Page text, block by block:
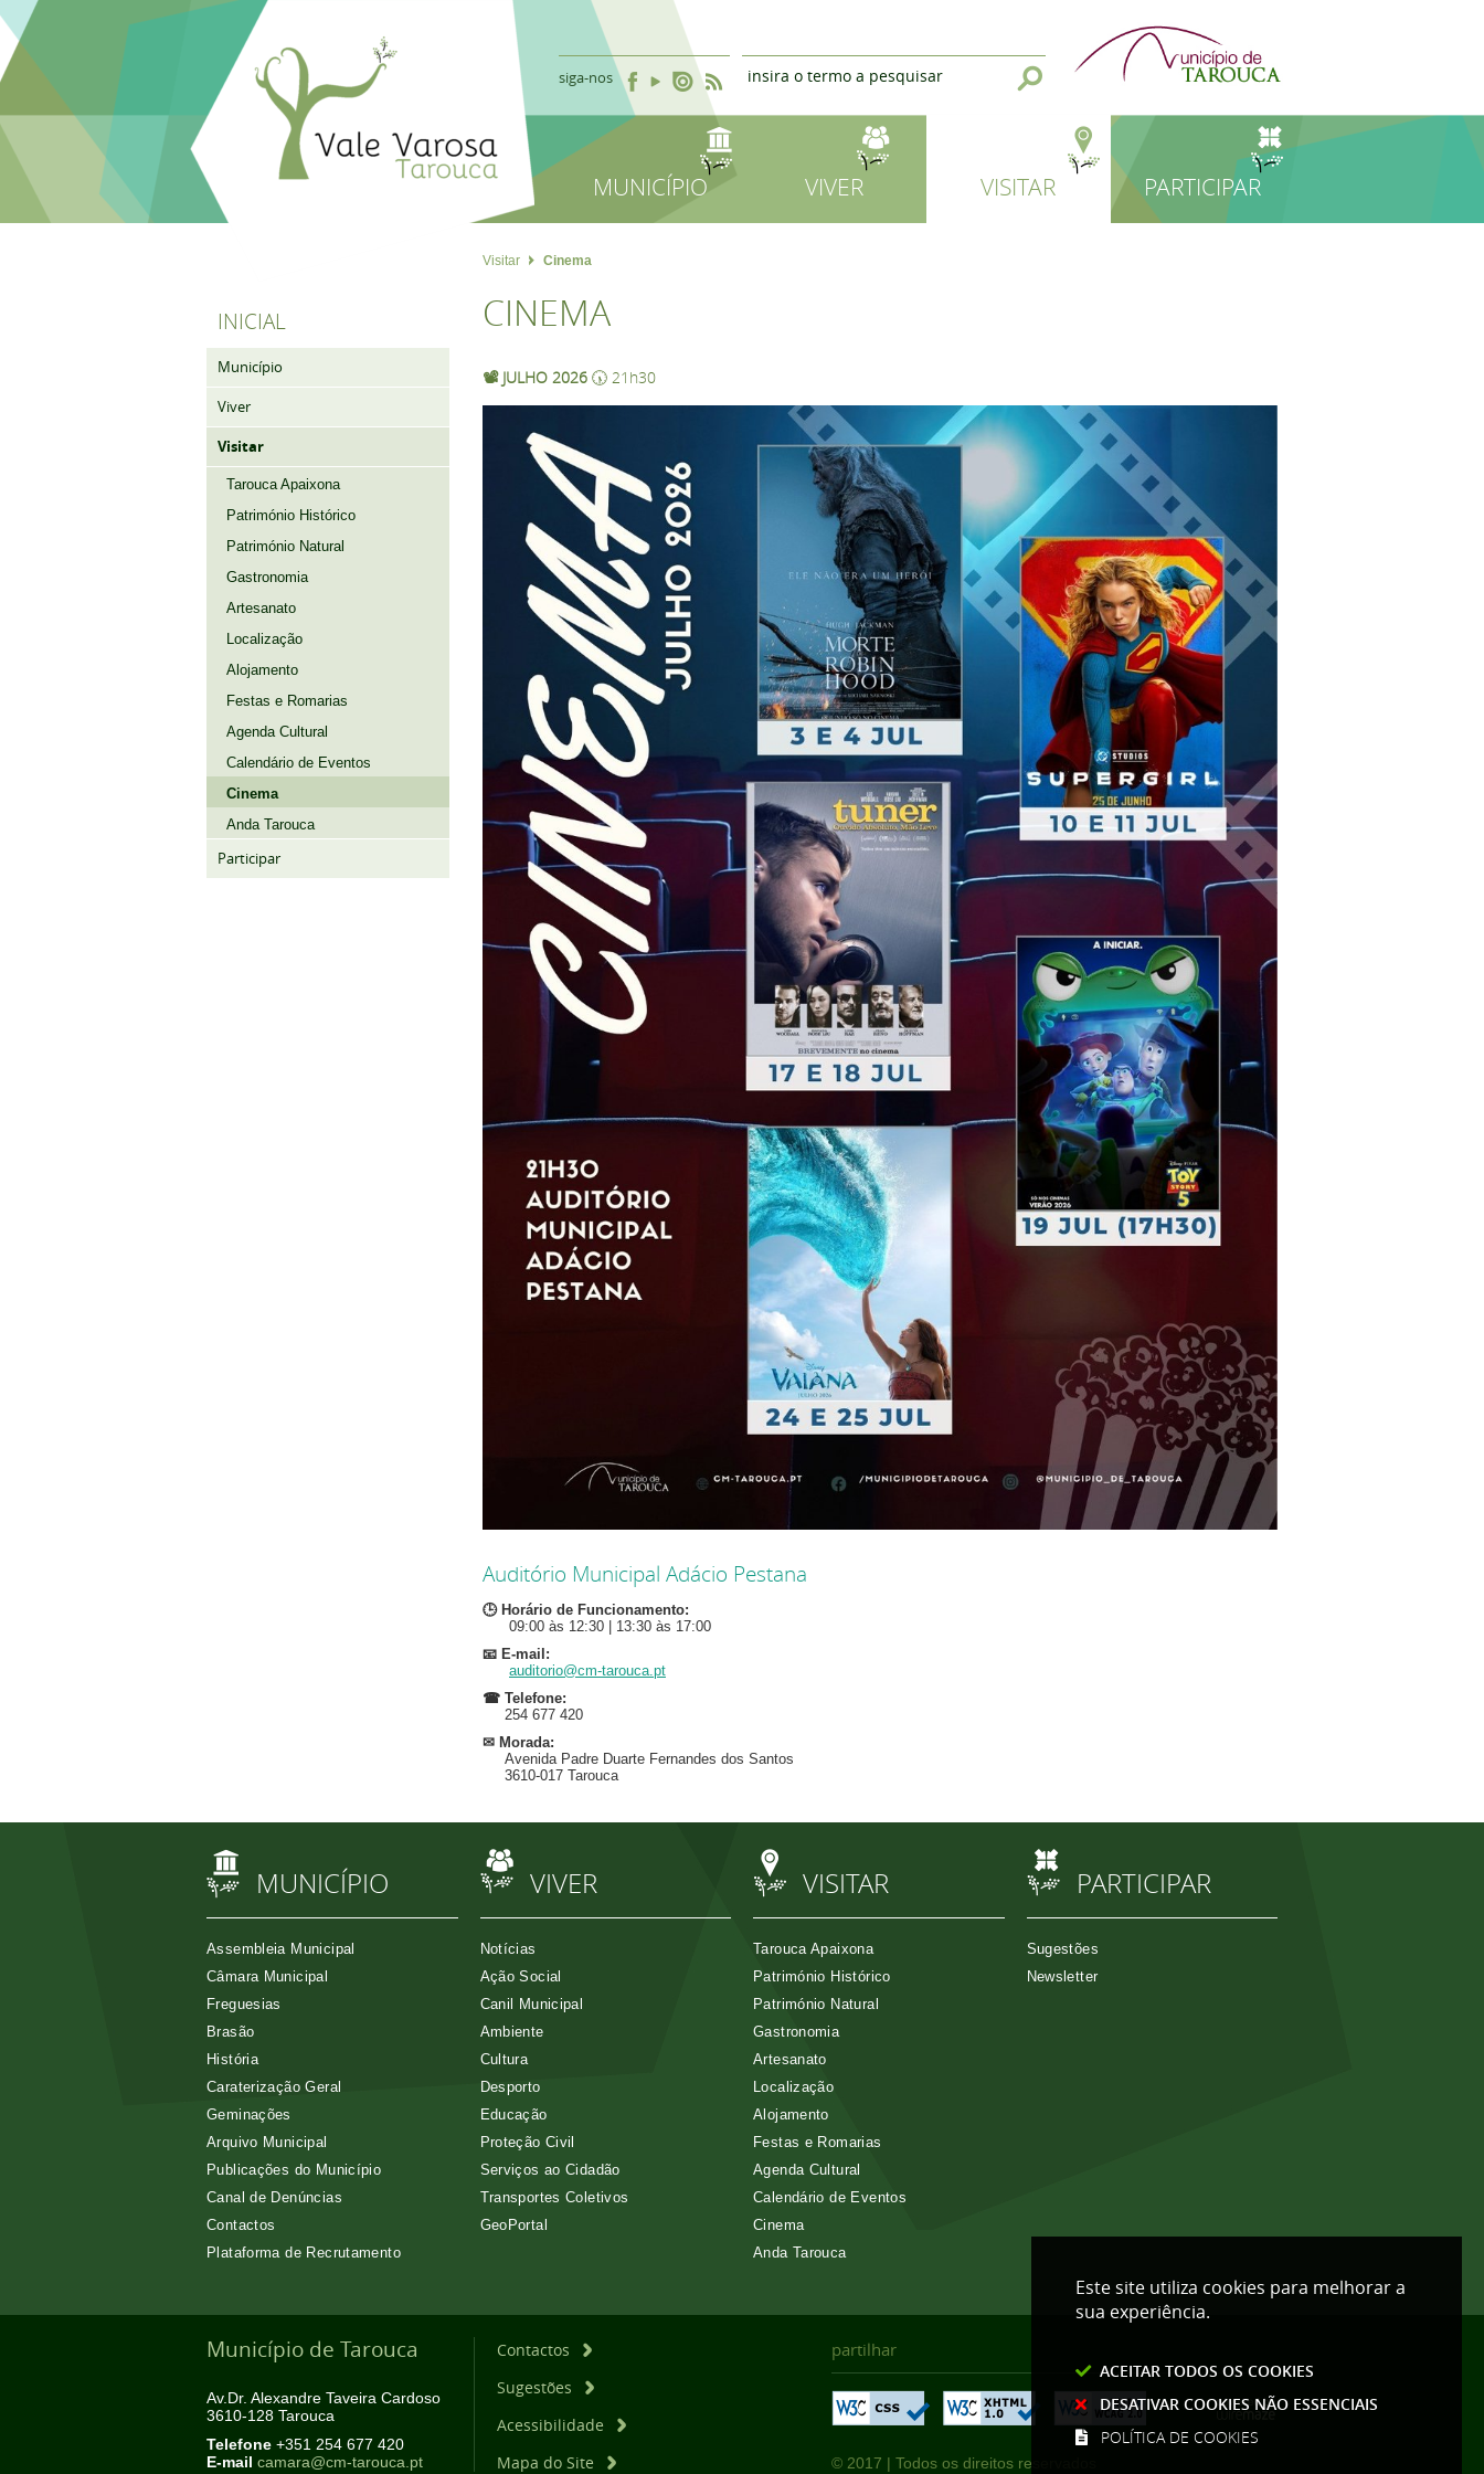
siga-nos
MUNICÍPIO VIVER VISITAR PARTICIPAR
INICIAL
Município
Viver
Visitar
Tarouca Apaixona
Património Histórico
Património Natural
Gastronomia
Artesanato
Localização
Alojamento
Festas e Romarias
Agenda Cultural
Calendário de Eventos
Cinema
Anda Tarouca
Participar
Visitar Cinema
CINEMA
📽 JULHO 2026 🕠 21h30
Auditório Municipal Adácio Pestana
🕒 Horário de Funcionamento:
09:00 às 12:30 | 13:30 às 17:00
📧 E-mail:
auditorio@cm-tarouca.pt
☎ Telefone:
254 677 420
✉ Morada:
Avenida Padre Duarte Fernandes dos Santos
3610-017 Tarouca
MUNICÍPIO
Assembleia Municipal
Câmara Municipal
Freguesias
Brasão
História
Caraterização Geral
Geminações
Arquivo Municipal
Publicações do Município
Canal de Denúncias
Contactos
Plataforma de Recrutamento
VIVER
Notícias
Ação Social
Canil Municipal
Ambiente
Cultura
Desporto
Educação
Proteção Civil
Serviços ao Cidadão
Transportes Coletivos
GeoPortal
VISITAR
Tarouca Apaixona
Património Histórico
Património Natural
Gastronomia
Artesanato
Localização
Alojamento
Festas e Romarias
Agenda Cultural
Calendário de Eventos
Cinema
Anda Tarouca
PARTICIPAR
Sugestões
Newsletter
Município de Tarouca
Av.Dr. Alexandre Taveira Cardoso
3610-128 Tarouca
Telefone +351 254 677 420
E-mail camara@cm-tarouca.pt
Contactos
Sugestões
Acessibilidade
Mapa do Site
partilhar
© 2017 | Todos os direitos reservados
Este site utiliza cookies para melhorar a
sua experiência.
ACEITAR TODOS OS COOKIES
DESATIVAR COOKIES NÃO ESSENCIAIS
POLÍTICA DE COOKIES